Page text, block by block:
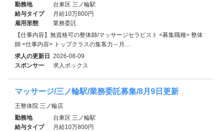
勤務地
台東区 三ノ輪駅
給与タイプ
月給10万800円
雇用形態
業務委託
【仕事内容】無資格可の整体師/マッサージセラピスト <募集職種> 整体
師 <仕事内容> トップクラスの集客力～月…
求人の更新日 2026-08-09
スポンサー
求人ボックス
マッサージ/三ノ輪駅/業務委託募集/8月9日更新
王整体院 三ノ輪店
勤務地
台東区 三ノ輪駅
給与タイプ
月給10万800円